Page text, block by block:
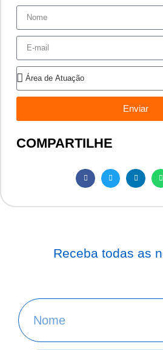
Enviar
COMPARTILHE
Receba todas as